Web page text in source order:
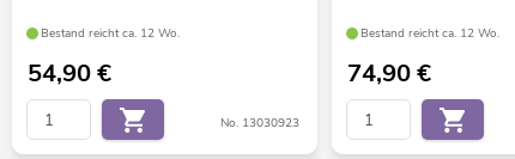
Bestand reicht ca. 12 Wo.
54,90€
No. 13030923
Bestand reicht ca. 12 Wo.
74,90€